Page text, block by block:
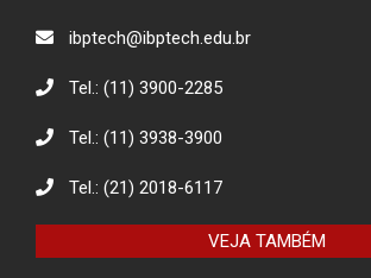
Descarte Sustentável
Baterias
Eco Eletrônicos:
Responsável
O combate à
ibptech@ibptech.edu.br
Tel.: (11) 3900-2285
Tel.: (11) 3938-3900
Tel.: (21) 2018-6117
VEJA TAMBÉM